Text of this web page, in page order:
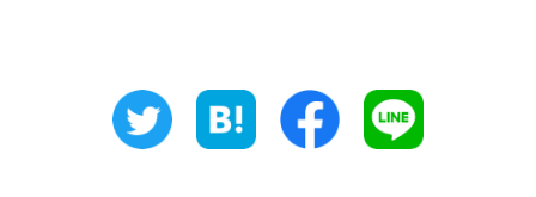
600円 三重県